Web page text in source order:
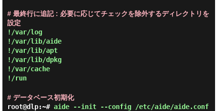
# 最終行に追記 : 必要に応じてチェックを除外するディレクトリを
設定
!/var/log
!/var/lib/aide
!/var/lib/apt
!/var/lib/dpkg
!/var/cache
!/run
# データベース初期化
root@dlp:~# aide --init --config /etc/aide/aide.conf